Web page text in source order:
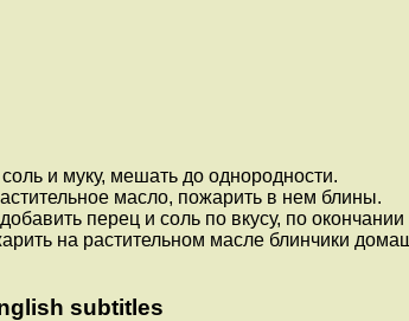
и муку, мешать до однородности.
масло, пожарить в нем блины.
перец и соль по вкусу, по окончании
на растительном масле блинчики
subtitles